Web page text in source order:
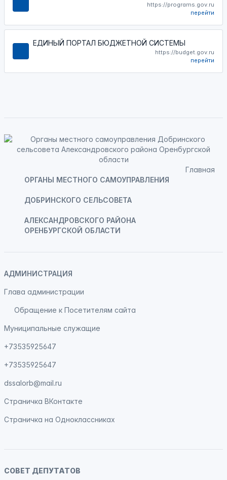
https://programs.gov.ru
перейти
ЕДИНЫЙ ПОРТАЛ БЮДЖЕТНОЙ СИСТЕМЫ
https://budget.gov.ru
перейти
ОРГАНЫ МЕСТНОГО САМОУПРАВЛЕНИЯ
ДОБРИНСКОГО СЕЛЬСОВЕТА
АЛЕКСАНДРОВСКОГО РАЙОНА
ОРЕНБУРГСКОЙ ОБЛАСТИ
Главная
АДМИНИСТРАЦИЯ
Глава администрации
Обращение к Посетителям сайта
Муниципальные служащие
+73535925647
+73535925647
dssalorb@mail.ru
Страничка ВКонтакте
Страничка на Одноклассниках
СОВЕТ ДЕПУТАТОВ